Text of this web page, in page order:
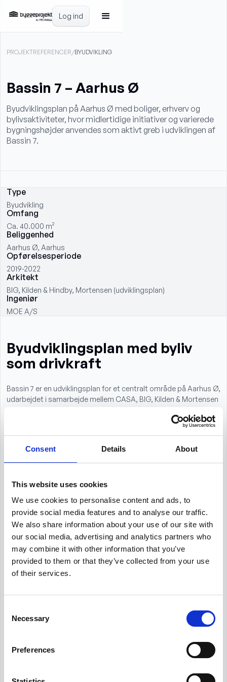
Consent Details About
This website uses cookies
We use cookies to personalise content and ads, to
provide social media features and to analyse our traffic.
We also share information about your use of our site with
our social media, advertising and analytics partners who
may combine it with other information that you’ve
provided to them or that they’ve collected from your use
of their services.
Selection
Necessary
Preferences
Log ind
PROJEKTREFERENCER/BYUDVIKLING
Bassin 7 – Aarhus Ø
Byudviklingsplan på Aarhus Ø med boliger, erhverv og
bylivsaktiviteter, hvor midlertidige initiativer og varierede
bygningshøjder anvendes som aktivt greb i udviklingen af
Bassin 7.
Type
Byudvikling
Omfang
Ca. 40.000 m²
Beliggenhed
Aarhus Ø, Aarhus
Opførelsesperiode
2019-2022
Arkitekt
BIG, Kilden & Hindby, Mortensen (udviklingsplan)
Ingeniør
MOE A/S
Byudviklingsplan med byliv
som drivkraft
Bassin 7 er en udviklingsplan for et centralt område på Aarhus Ø,
udarbejdet i samarbejde mellem CASA, BIG, Kilden & Mortensen
med en klar ambition om at lade byliv, kultur og aktivitet være
Udviklingsplanen omfatter opførelse af ca. 22.000 etagemeter
bolig og erhverv samt ca. 15.000 m² kælder med plads til
bylivsaktiviteter, der rummer funktioner som caféliv, havnebad,
løberuter og kulturelle aktiviteter. CASA varetager udlejning og
salg af både bolig- og erhvervslejemål som en integreret del af
projektets gennemførelse.
Bylivsstrategi og midlertidige
aktiviteter
byens kultur-, restaurations- og idrætsliv aktivt inddrages som
anvendes bevidst som et strategisk greb til at skabe liv og
identitet i området, allerede før den permanente bebyggelse er
Disse aktiviteter fungerer både som positiv branding af